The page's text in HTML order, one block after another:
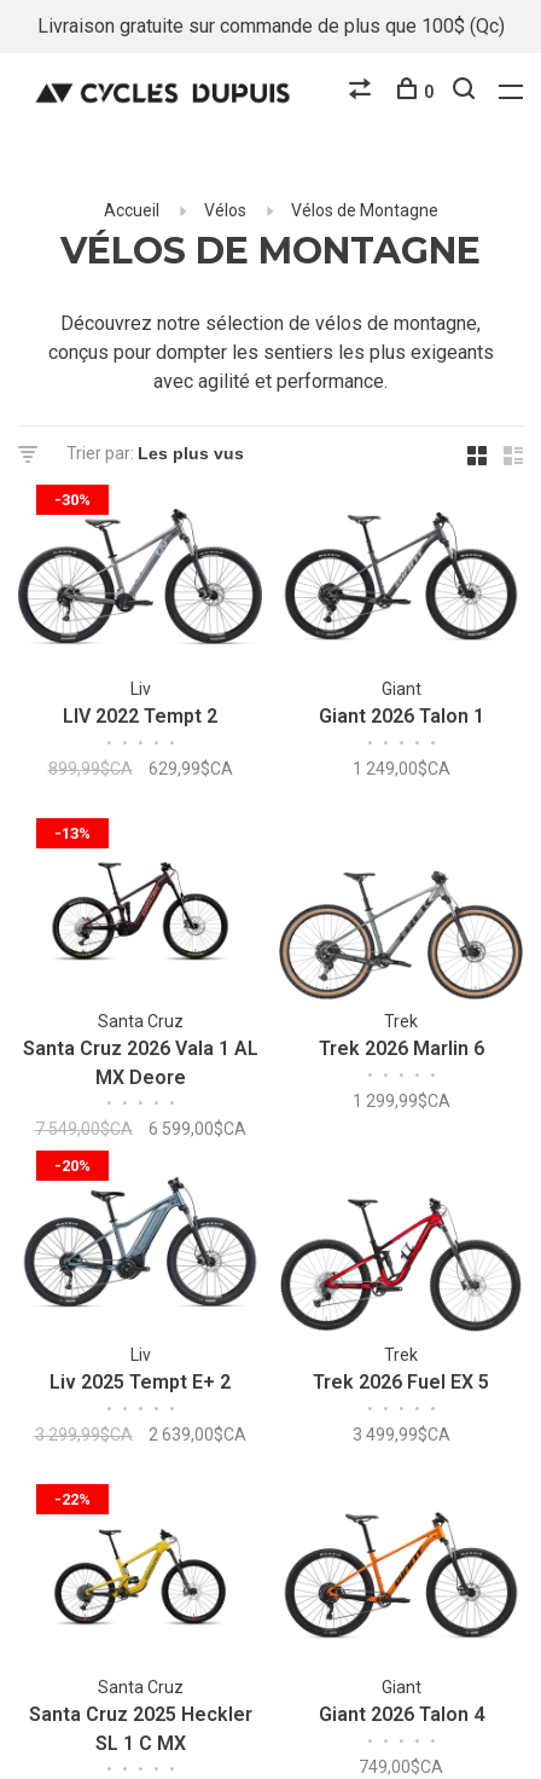
Livraison gratuite sur commande de plus que 100$ (Qc)
0
Accueil Vélos Vélos de Montagne
VÉLOS DE MONTAGNE
Découvrez notre sélection de vélos de montagne,
conçus pour dompter les sentiers les plus exigeants
avec agilité et performance.
Trier par:
-30%
Liv
LIV 2022 Tempt 2
• • • • •
899,99$CA 629,99$CA
Giant
Giant 2026 Talon 1
• • • • •
1 249,00$CA
-13%
Santa Cruz
Santa Cruz 2026 Vala 1 AL
MX Deore
• • • • •
7 549,00$CA 6 599,00$CA
Trek
Trek 2026 Marlin 6
• • • • •
1 299,99$CA
-20%
Liv
Liv 2025 Tempt E+ 2
• • • • •
3 299,99$CA 2 639,00$CA
Trek
Trek 2026 Fuel EX 5
• • • • •
3 499,99$CA
-22%
Santa Cruz
Santa Cruz 2025 Heckler
SL 1 C MX
• • • • •
Giant
Giant 2026 Talon 4
• • • • •
749,00$CA